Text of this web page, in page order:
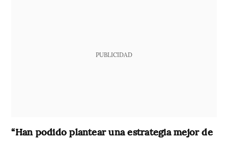
PUBLICIDAD
“Han podido plantear una estrategia mejor de